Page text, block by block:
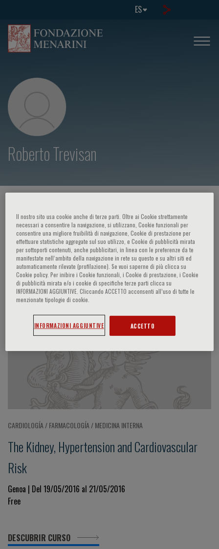
ES
Roberto Trevisan
Roberto Trevisan
Participaciones del ponente
CARDIOLOGÍA / FARMACOLOGÍA / MEDICINA INTERNA
The Kidney, Hypertension and Cardiovascular
Risk
Genoa | Del 19/05/2016 al 21/05/2016
Free
DESCUBRIR CURSO
Il nostro sito usa cookie anche di terze parti. Oltre ai Cookie strettamente
necessari a consentire la navigazione, si utilizzano, Cookie funzionali per
consentire una migliore fruibilità di navigazione, Cookie di prestazione per
effettuare statistiche aggregate sul suo utilizzo, e Cookie di pubblicità mirata
per sottoporti contenuti, anche pubblicitari, in linea con le preferenze da te
manifestate nell‘ambito della navigazione in rete su questo e su altri siti ed
automaticamente rilevate (profilazione). Se vuoi saperne di più clicca su
Cookie policy. Per inibire i Cookie funzionali, i Cookie di prestazione, i Cookie
di pubblicità mirata e/o i cookie di specifiche terze parti clicca su
INFORMAZIONI AGGIUNTIVE. Cliccando ACCETTO acconsenti all’uso di tutte le
menzionate tipologie di cookie.
INFORMAZIONI AGGIUNTIVE ACCETTO